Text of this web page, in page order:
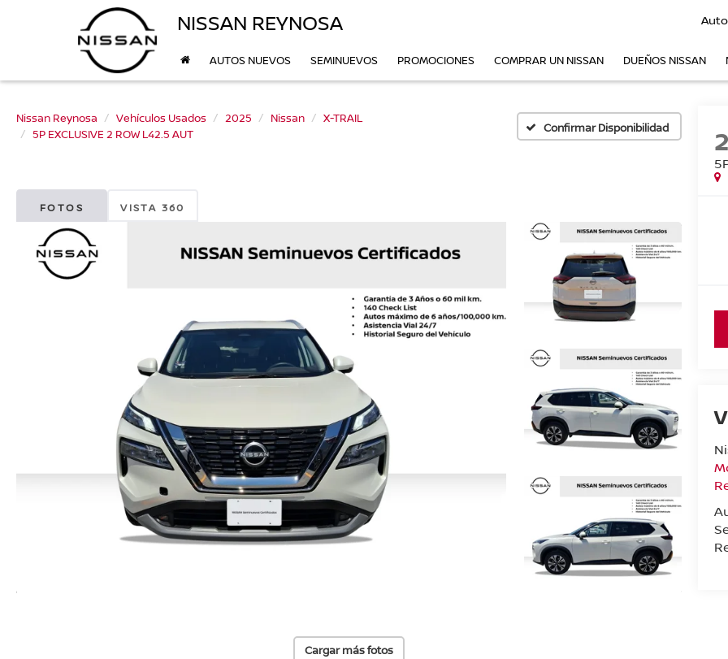
NISSAN REYNOSA
AUTOS NUEVOS SEMINUEVOS PROMOCIONES COMPRAR UN NISSAN DUEÑOS NISSAN
Nissan Reynosa Vehículos Usados 2025 Nissan
X-TRAIL
5P EXCLUSIVE 2 ROW L42.5 AUT
Confirmar Disponibilidad
FOTOS VISTA 360
Cargar más fotos